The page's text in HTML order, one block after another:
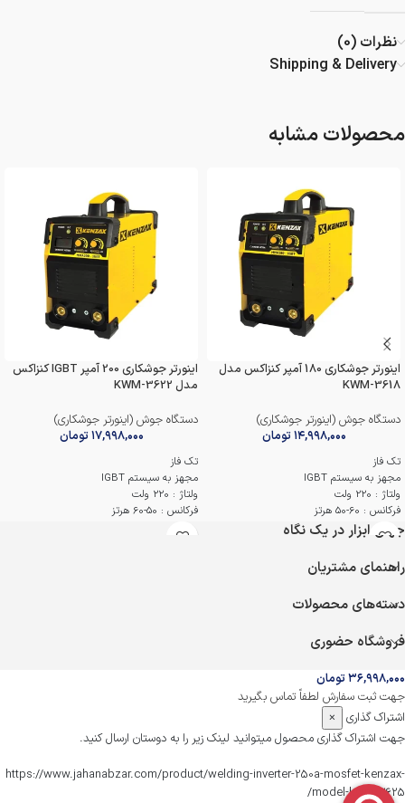
نظرات (0)
Shipping & Delivery
محصولات مشابه
اینورتر جوشکاری 180 آمپر کنزاکس مدل
KWM-3618
دستگاه جوش (اینورتر جوشکاری)
۱۴,۹۹۸,۰۰۰تومان
تک فاز
مجهز به سیستم IGBT
ولتاژ : 220 ولت
فرکانس : 60-50 هرتز
جریان ورودی اسمی : 32.6 آمپر
جریان خروجی : 30 تا 180 آمپر
درجه محافظت : IP21S
اقلام همراه : فرچه ، ماسک ، انبر اتصال /
گارانتی 12 ماهه کنزاکس
اینورتر جوشکاری 200 آمپر IGBT کنزاکس
مدل KWM-3622
دستگاه جوش (اینورتر جوشکاری)
۱۷,۹۹۸,۰۰۰تومان
تک فاز
مجهز به سیستم IGBT
ولتاژ : 220 ولت
فرکانس : 50-60 هرتز
جهان ابزار در یک نگاه
راهنمای مشتریان
دسته‌های محصولات
فروشگاه حضوری
۳۶,۹۹۸,۰۰۰تومان
جهت ثبت سفارش لطفاً تماس بگیرید
اشتراک گذاری
×
جهت اشتراک گذاری محصول میتوانید لینک زیر را به دوستان ارسال کنید.
https://www.jahanabzar.com/product/welding-inverter-250a-mosfet-kenzax-
model-kwm-3625/